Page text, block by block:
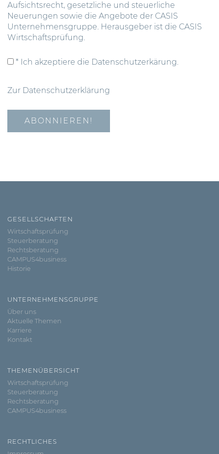
Aufsichtsrecht, gesetzliche und steuerliche
Neuerungen sowie die Angebote der CASIS
Unternehmensgruppe. Herausgeber ist die CASIS
Wirtschaftsprüfung.
* Ich akzeptiere die Datenschutzerkärung.
Zur Datenschutzerklärung
GESELLSCHAFTEN
Wirtschaftsprüfung
Steuerberatung
Rechtsberatung
CAMPUS4business
Historie
UNTERNEHMENSGRUPPE
Über uns
Aktuelle Themen
Karriere
Kontakt
THEMENÜBERSICHT
Wirtschaftsprüfung
Steuerberatung
Rechtsberatung
CAMPUS4business
RECHTLICHES